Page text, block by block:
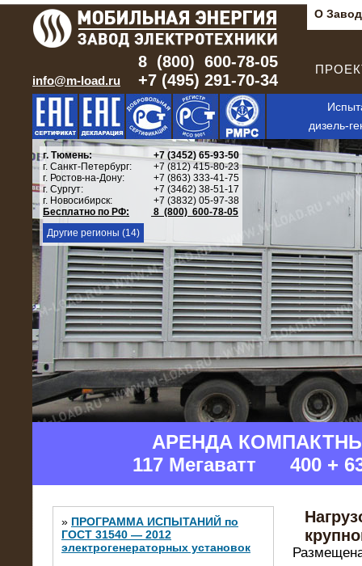
О
info@m-load.ru
8 (800) 600-78-05
+7 (495) 291-70-34
дизель-
г. Тюмень:
+7 (3452) 65-93-50
г. Санкт-Петербург:
+7 (812) 415-80-23
г. Ростов-на-Дону:
+7 (863) 333-41-75
г. Сургут:
+7 (3462) 38-51-17
г. Новосибирск:
+7 (3832) 05-97-38
Бесплатно по РФ:
8 (800) 600-78-05
Другие регионы (14)
АРЕНДА
117 Мегаватт 400 +
» ПРОГРАММА ИСПЫТАНИЙ по
ГОСТ 31540 — 2012
электрогенераторных установок